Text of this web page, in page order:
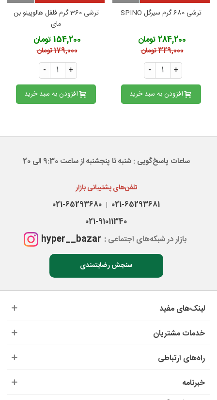
ترشی 680 گرم سیرگل SPINO
284,200 تومان
329,000 تومان
- +
افزودن به سبد خرید
ترشی 360 گرم فلفل هالوپینو بن
مای
154,200 تومان
179,000 تومان
- +
افزودن به سبد خرید
ساعات پاسخ‌گویی : شنبه تا پنجشنبه از ساعت 9:30 الی 20
تلفن‌های پشتیبانی بازار
021-65293681
|
021-65293680
021-91011340
بازار در شبکه‌های اجتماعی : hyper__bazar
سنجش رضایتمندی
لینک‌های مفید
خدمات مشتریان
راه‌های ارتباطی
خبرنامه